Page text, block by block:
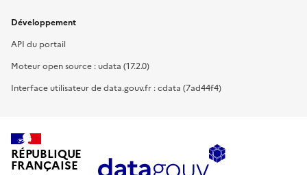
Développement
API du portail
Moteur open source : udata (17.2.0)
Interface utilisateur de data.gouv.fr : cdata (7ad44f4)
RÉPUBLIQUE
FRANÇAISE